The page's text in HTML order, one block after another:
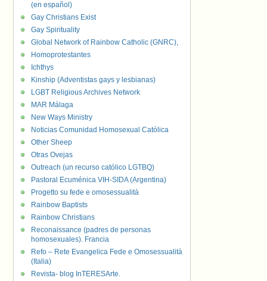
(en español)
Gay Christians Exist
Gay Spirituality
Global Network of Rainbow Catholic (GNRC),
Homoprotestantes
Ichthys
Kinship (Adventistas gays y lesbianas)
LGBT Religious Archives Network
MAR Málaga
New Ways Ministry
Noticias Comunidad Homosexual Católica
Other Sheep
Otras Ovejas
Outreach (un recurso católico LGTBQ)
Pastoral Ecuménica VIH-SIDA (Argentina)
Progetto su fede e omosessualità
Rainbow Baptists
Rainbow Christians
Reconaissance (padres de personas
homosexuales). Francia
Refo – Rete Evangelica Fede e Omosessualità
(Italia)
Revista- blog InTERESArte.